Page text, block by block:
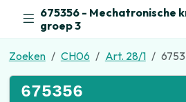
675356 - Mechatronische
groep 3
Zoeken CH06 Art. 28/1
675356